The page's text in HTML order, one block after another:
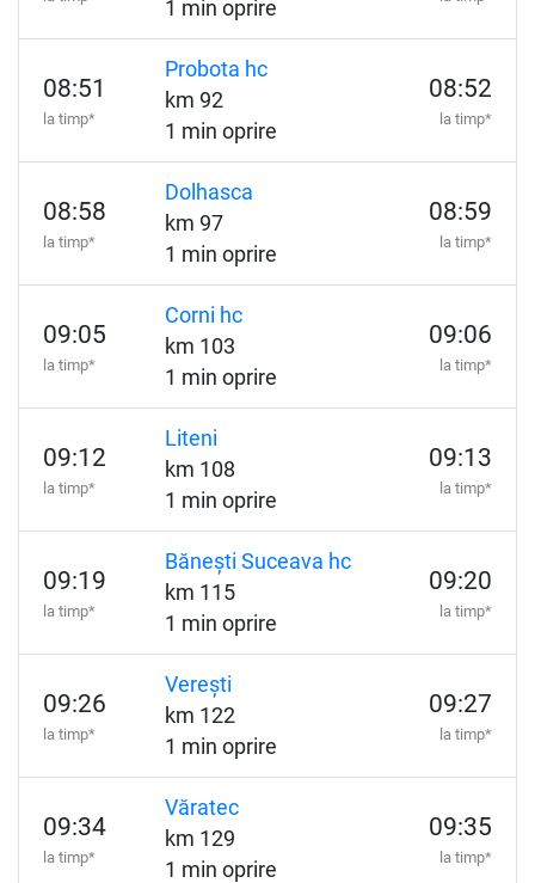
1 min oprire
08:51
la timp*
Probota hc
km 92
1 min oprire
08:52
la timp*
08:58
la timp*
Dolhasca
km 97
1 min oprire
08:59
la timp*
09:05
la timp*
Corni hc
km 103
1 min oprire
09:06
la timp*
09:12
la timp*
Liteni
km 108
1 min oprire
09:13
la timp*
09:19
la timp*
Bănești Suceava hc
km 115
1 min oprire
09:20
la timp*
09:26
la timp*
Verești
km 122
1 min oprire
09:27
la timp*
09:34
la timp*
Văratec
km 129
1 min oprire
09:35
la timp*